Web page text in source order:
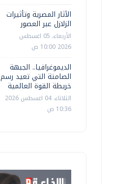
الآثار المصرية وتأثيرات
الزلازل عبر العصور
الأربعاء، 05 اغسطس
2026 10:00 ص
الديموغرافيا.. الجبهة
الصامتة التي تعيد رسم
خريطة القوة العالمية
الثلاثاء، 04 اغسطس 2026
10:36 ص